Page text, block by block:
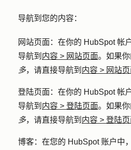
导航到您的内容：
网站页面 ：在你的 HubSpot 帐
导航到 内容 > 网站页面。如果
多，请直接导航到 内容 > 网站
登陆页面 ：在你的 HubSpot 帐
导航到 内容 > 登陆页面。如果
多，请直接导航到 内容 > 登陆
博客：在您的 HubSpot 账户中